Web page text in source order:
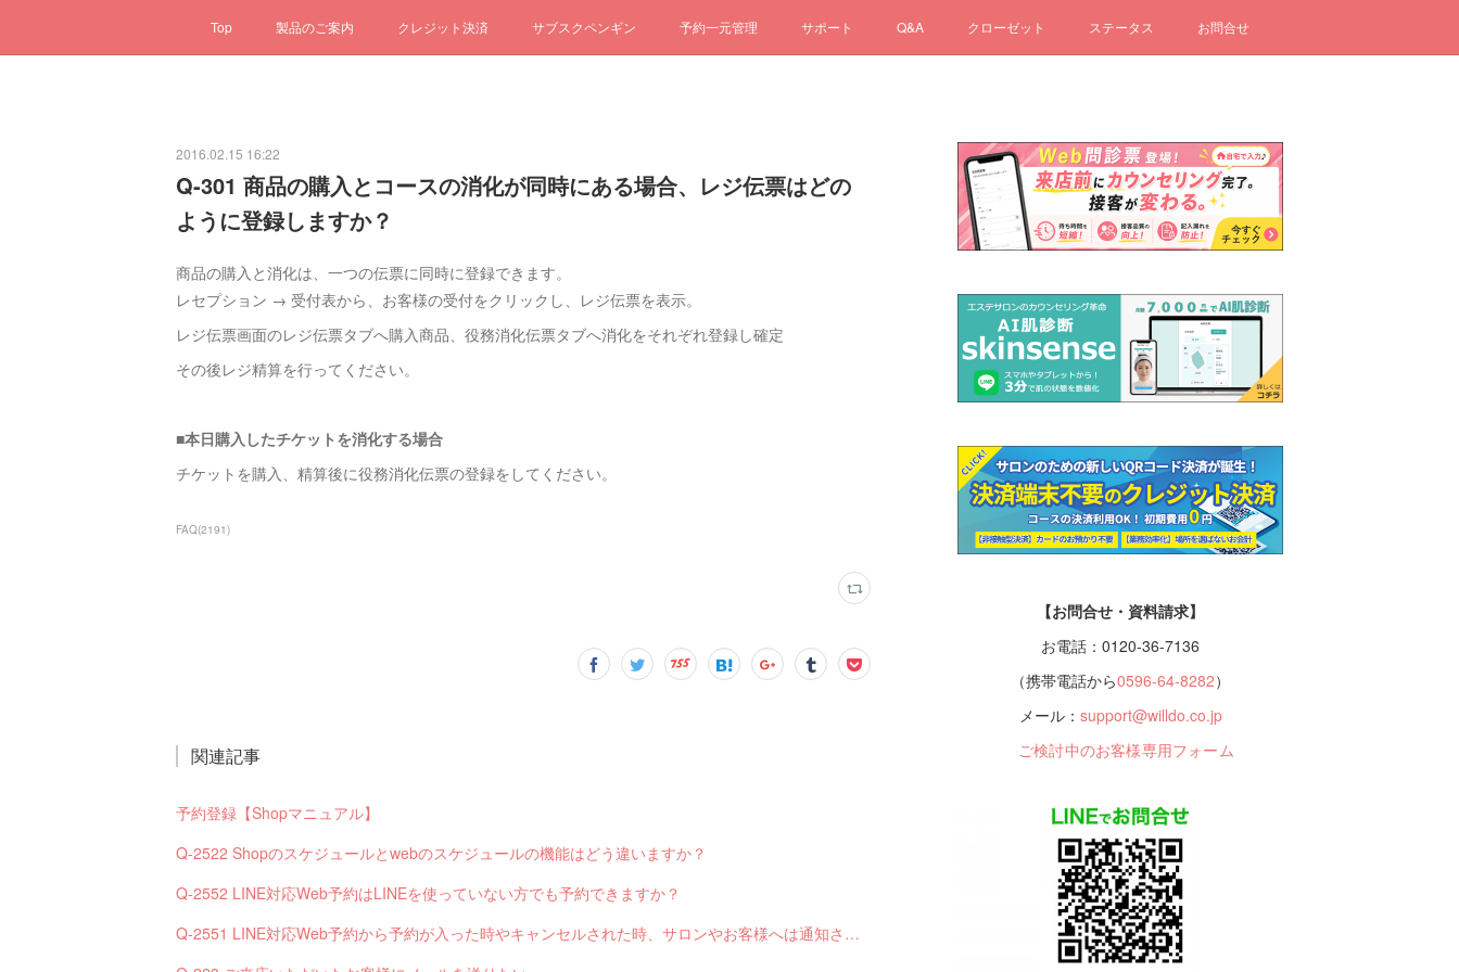
Top 製品のご案内 クレジット決済 サブスクペンギン 予約一元管理 サポート Q&A クローゼット ステータス お問合せ
2016.02.15 16:22
Q-301 商品の購入とコースの消化が同時にある場合、レジ伝票はどの
ように登録しますか？
商品の購入と消化は、一つの伝票に同時に登録できます。
レセプション → 受付表から、お客様の受付をクリックし、レジ伝票を表示。
レジ伝票画面のレジ伝票タブへ購入商品、役務消化伝票タブへ消化をそれぞれ登録し確定
その後レジ精算を行ってください。
■本日購入したチケットを消化する場合
チケットを購入、精算後に役務消化伝票の登録をしてください。
FAQ(2191)
関連記事
予約登録【Shopマニュアル】
Q-2522 Shopのスケジュールとwebのスケジュールの機能はどう違いますか？
Q-2552 LINE対応Web予約はLINEを使っていない方でも予約できますか？
Q-2551 LINE対応Web予約から予約が入った時やキャンセルされた時、サロンやお客様へは通知されますか？
【お問合せ・資料請求】
お電話：0120-36-7136
（携帯電話から0596-64-8282）
メール： support@willdo.co.jp
ご検討中のお客様専用フォーム